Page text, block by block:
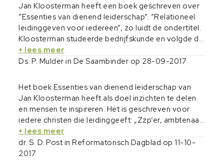
Jan Kloosterman heeft een boek geschreven over
”Essenties van dienend leiderschap”. ”Relationeel
leidinggeven voor iedereen”, zo luidt de ondertitel.
Kloosterman studeerde bedrijfskunde en volgde d...
+ lees meer
Ds. P. Mulder in De Saambinder op 28-09-2017
Het boek Essenties van dienend leiderschap van
Jan Kloosterman heeft als doel inzichten te delen
en mensen te inspireren. Het is geschreven voor
iedere christen die leidinggeeft: „Zzp’er, ambtenaa...
+ lees meer
dr. S. D. Post in Reformatorisch Dagblad op 11-10-
2017